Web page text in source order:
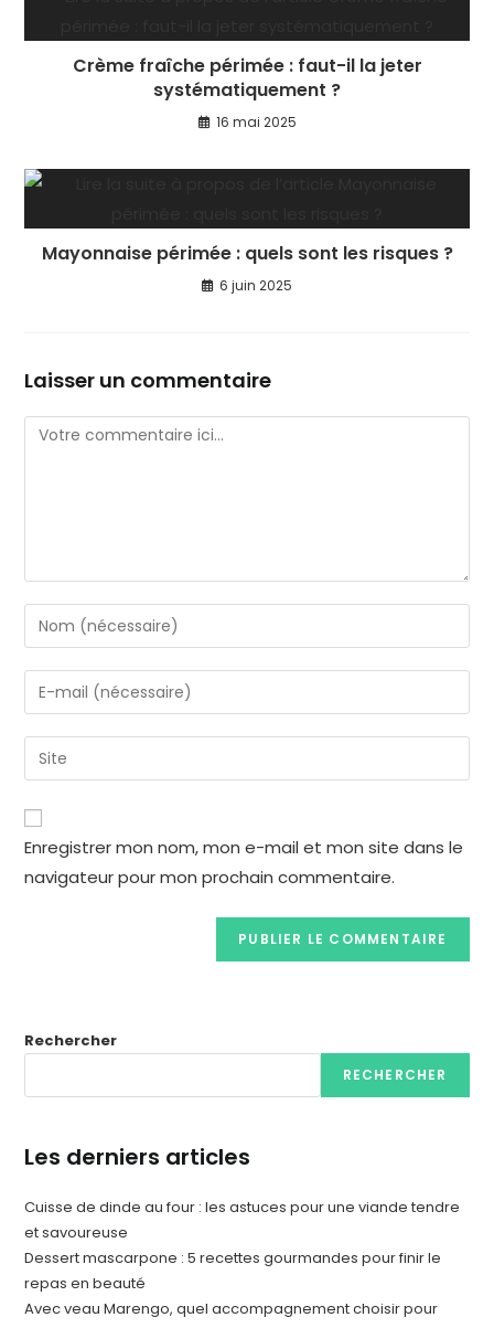
Crème fraîche périmée : faut-il la jeter
systématiquement ?
16 mai 2025
Mayonnaise périmée : quels sont les risques ?
6 juin 2025
Laisser un commentaire
Enregistrer mon nom, mon e-mail et mon site dans le
navigateur pour mon prochain commentaire.
Rechercher
RECHERCHER
Les derniers articles
Cuisse de dinde au four : les astuces pour une viande tendre
et savoureuse
Dessert mascarpone : 5 recettes gourmandes pour finir le
repas en beauté
Avec veau Marengo, quel accompagnement choisir pour